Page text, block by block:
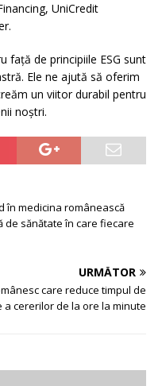
UniCredit
față de principiile ESG sunt
Ele ne ajută să oferim
un viitor durabil pentru
noștri.
în medicina românească
de sănătate în care fiecare
URMĂTOR
care reduce timpul de
cererilor de la ore la minute